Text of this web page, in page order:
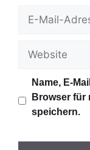
-
r
i
Name, E-
Browser für
speichern.